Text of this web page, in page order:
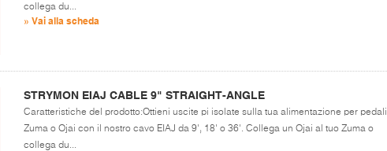
collega du...
» Vai alla scheda
STRYMON EIAJ CABLE 9" STRAIGHT-ANGLE
Caratteristiche del prodotto:Ottieni uscite pi isolate sulla tua alimentazione per pedali
Zuma o Ojai con il nostro cavo EIAJ da 9', 18' o 36'. Collega un Ojai al tuo Zuma o
collega du...